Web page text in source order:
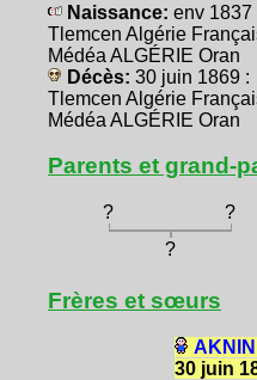
Naissance: env 1837
Tlemcen Algérie
Médéa ALGÉRIE Oran
Décès: 30 juin 1869 :
Tlemcen Algérie
Médéa ALGÉRIE Oran
Parents et grand-
? ?
?
Frères et sœurs
30 juin